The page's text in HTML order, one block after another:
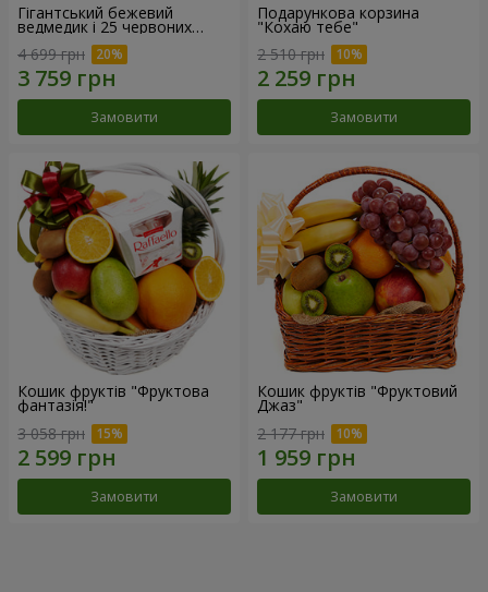
Гігантський бежевий
ведмедик і 25 червоних
троянд
4 699 грн
Замовити
Подарункова корзина
"Кохаю тебе"
2 510 грн
Замовити
Кошик фруктів "Фруктова
фантазія!"
3 058 грн
Замовити
Кошик фруктів "Фруктовий
Джаз"
2 177 грн
Замовити